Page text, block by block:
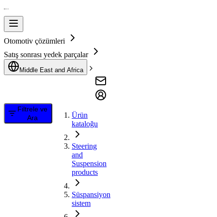
Otomotiv çözümleri
Satış sonrası yedek parçalar
Middle East and Africa
Filtrele ve
Ara
Ürün
kataloğu
Steering
and
Suspension
products
Süspansiyon
sistem